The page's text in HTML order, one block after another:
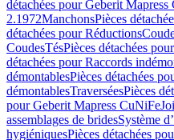
détachées pour Geberit Mapress
2.1972ManchonsPièces
détachées pour Réductions
CoudesTésPièces détachées
détachées pour Raccords
démontablesPièces détachées
démontablesTraverséesPièces
pour Geberit Mapress CuNiFe
assemblages de bridesSystème
hygiéniquesPièces détachées